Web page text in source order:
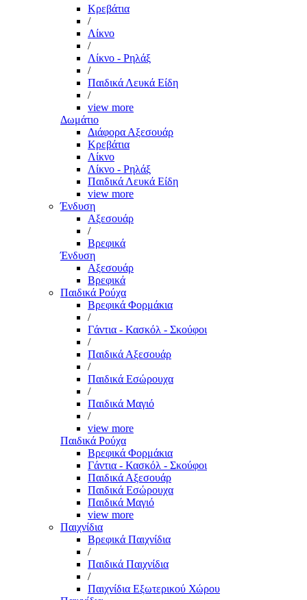
Κρεβάτια
/
Λίκνο
/
Λίκνο - Ρηλάξ
/
Παιδικά Λευκά Είδη
/
view more
Δωμάτιο
Διάφορα Αξεσουάρ
Κρεβάτια
Λίκνο
Λίκνο - Ρηλάξ
Παιδικά Λευκά Είδη
view more
Ένδυση
Αξεσουάρ
/
Βρεφικά
Ένδυση
Αξεσουάρ
Βρεφικά
Παιδικά Ρούχα
Βρεφικά Φορμάκια
/
Γάντια - Κασκόλ - Σκούφοι
/
Παιδικά Αξεσουάρ
/
Παιδικά Εσώρουχα
/
Παιδικά Μαγιό
/
view more
Παιδικά Ρούχα
Βρεφικά Φορμάκια
Γάντια - Κασκόλ - Σκούφοι
Παιδικά Αξεσουάρ
Παιδικά Εσώρουχα
Παιδικά Μαγιό
view more
Παιχνίδια
Βρεφικά Παιχνίδια
/
Παιδικά Παιχνίδια
/
Παιχνίδια Εξωτερικού Χώρου